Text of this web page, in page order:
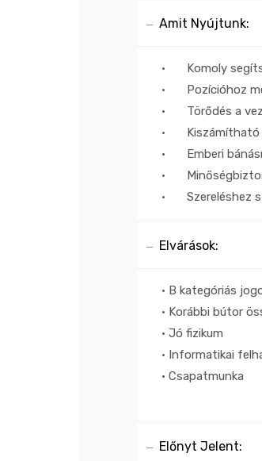
Amit Nyújtunk:
•
Komoly
•
Pozícióhoz
•
Törődés a
•
•
Emberi
•
•
Szereléshez
Elvárások:
• B kategóriás
• Korábbi bútor
• Jó fizikum
• Informatikai
• Csapatmunka
Előnyt Jelent: